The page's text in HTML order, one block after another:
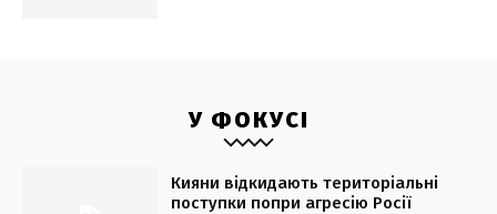
У ФОКУСІ
Кияни відкидають територіальні
поступки попри агресію Росії